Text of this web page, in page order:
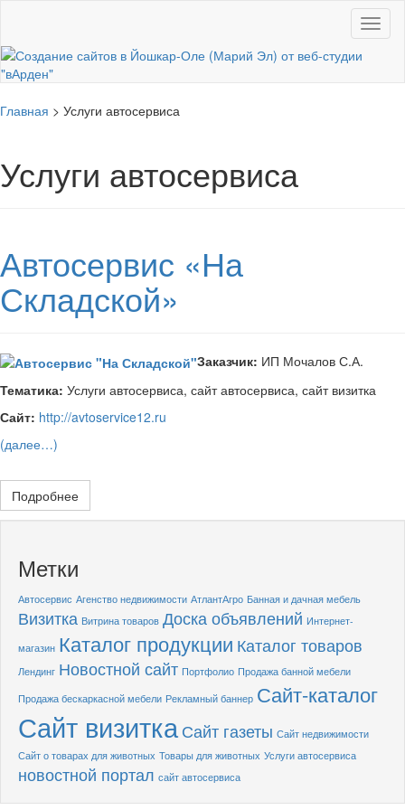
Главная > Услуги автосервиса
Услуги автосервиса
Автосервис «На
Складской»
Заказчик: ИП Мочалов С.А.
Тематика: Услуги автосервиса, сайт автосервиса, сайт визитка
Сайт: http://avtoservice12.ru
(далее…)
Подробнее
Метки
Автосервис Агенство недвижимости АтлантАгро Банная и дачная мебель
Визитка Витрина товаров Доска объявлений Интернет-
магазин Каталог продукции Каталог товаров
Лендинг Новостной сайт Портфолио Продажа банной мебели
Продажа бескаркасной мебели Рекламный баннер Сайт-каталог
Сайт визитка Сайт газеты Сайт недвижимости
Сайт о товарах для животных Товары для животных Услуги автосервиса
новостной портал сайт автосервиса